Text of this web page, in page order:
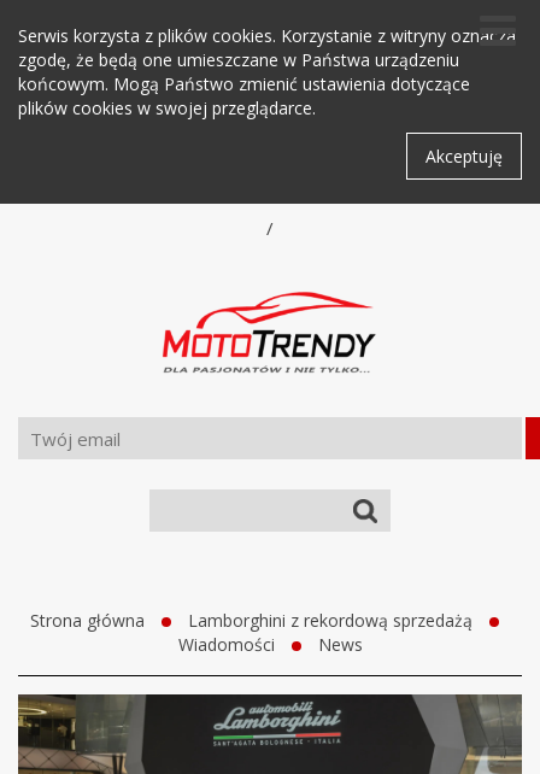
Serwis korzysta z plików cookies. Korzystanie z witryny oznacza
zgodę, że będą one umieszczane w Państwa urządzeniu
końcowym. Mogą Państwo zmienić ustawienia dotyczące
plików cookies w swojej przeglądarce.
Akceptuję
/
Strona główna
Lamborghini z rekordową sprzedażą
Wiadomości
News